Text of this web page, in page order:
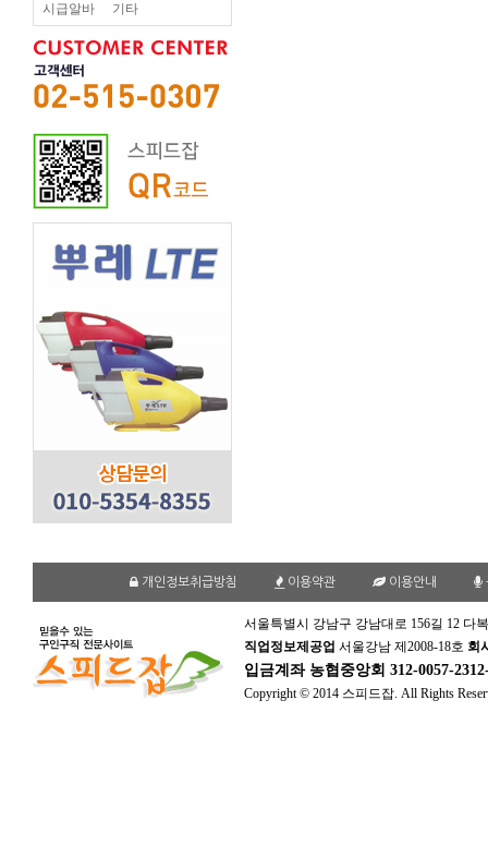
시급알바 기타
개인정보취급방침 이용약관 이용안내
서울특별시 강남구 강남대로 156길 12 다
직업정보제공업 서울강남 제2008-18호 회
입금계좌 농협중앙회 312-0057-
Copyright © 2014 스피드잡. All Rights